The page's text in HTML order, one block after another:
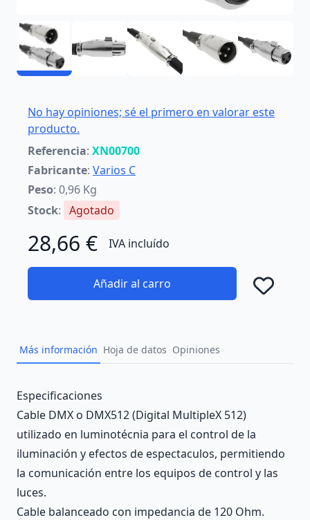
No hay opiniones; sé el primero en valorar este
producto.
Referencia: XN00700
Fabricante: Varios C
Peso: 0,96 Kg
Stock: Agotado
28,66 € IVA incluído
Añadir al carro
Más información Hoja de datos Opiniones
Description
Especificaciones
Cable DMX o DMX512 (Digital MultipleX 512)
utilizado en luminotécnia para el control de la
iluminación y efectos de espectaculos, permitiendo
la comunicación entre los equipos de control y las
luces.
Cable balanceado con impedancia de 120 Ohm.